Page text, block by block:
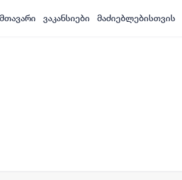
მთავარი ვაკანსიები მაძიებლებისთვის